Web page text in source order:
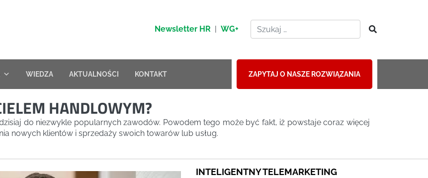
Newsletter HR | WG+
WIEDZA AKTUALNOŚCI KONTAKT ZAPYTAJ O NASZE ROZWIĄZANIA
HANDLOWYM?
do niezwykle popularnych zawodów. Powodem tego może być fakt, iż powstaje coraz więcej
nowych klientów i sprzedaży swoich towarów lub usług.
INTELIGENTNY TELEMARKETING